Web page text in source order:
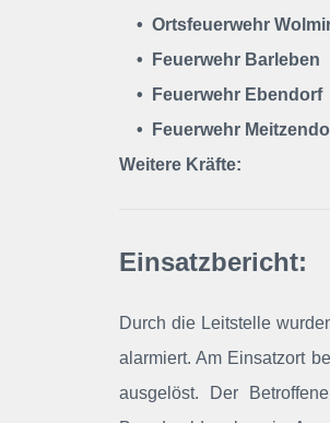
• Ortsfeuerwehr
• Feuerwehr Barleben
• Feuerwehr Ebendorf
• Feuerwehr
Weitere Kräfte:
Einsatzbericht:
Durch die Leitstelle
alarmiert. Am Einsatzort
ausgelöst. Der